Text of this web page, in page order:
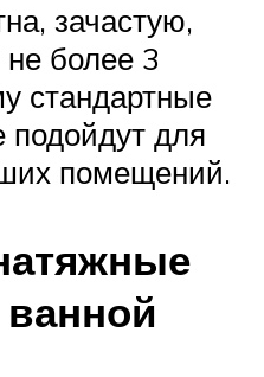
зачастую,
более 3
стандартные
подойдут для
помещений.